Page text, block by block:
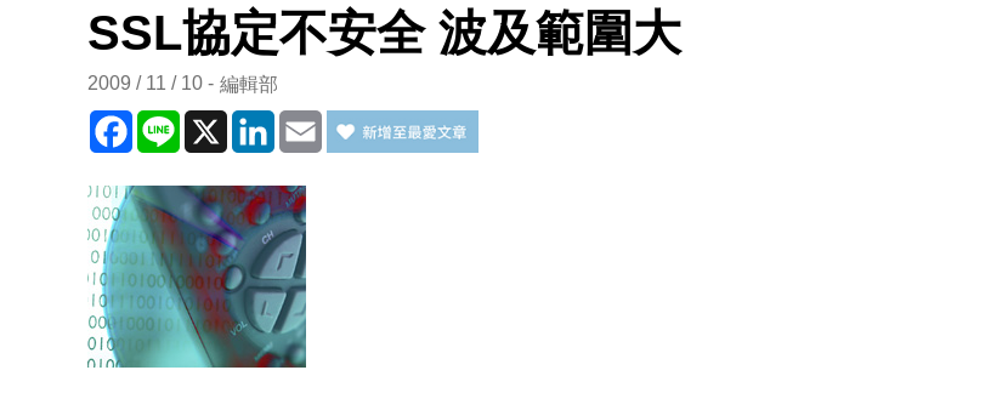
SSL協定不安全 波及範圍大
2009 / 11 / 10 編輯部
Facebook
Line X LinkedInEmail